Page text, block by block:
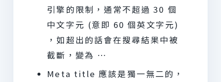
引擎的限制，通常不超過 30 個
中文字元 (意即 60 個英文字元)
，如超出的話會在搜尋結果中被
截斷，變為 …
Meta title 應該是獨一無二的，